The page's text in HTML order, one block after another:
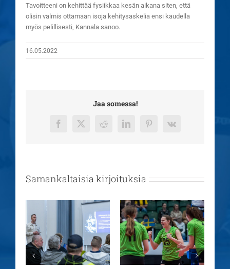
Tavoitteeni on kehittää fysiikkaa kesän aikana siten, että
olisin valmis ottamaan isoja kehitysaskelia ensi kaudella
myös pelillisesti, Kannala sanoo.
16.05.2022
Jaa somessa!
Facebook
X RedditLinkedInPinterest
Vk
Samankaltaisia kirjoituksia